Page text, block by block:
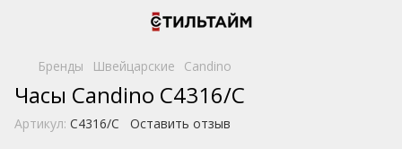
Бренды Швейцарские Candino
Часы Candino C4316/C
Артикул: C4316/C Оставить отзыв